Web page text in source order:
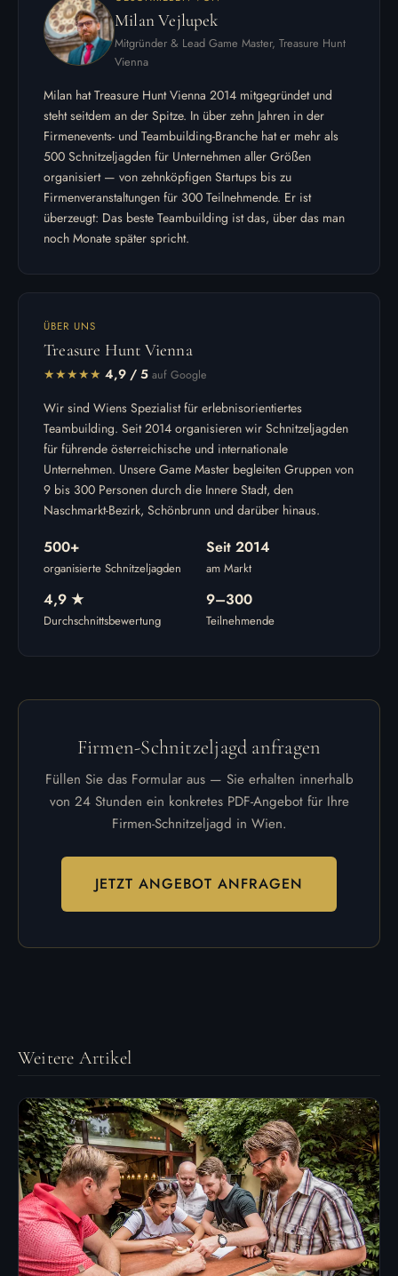
Milan Vejlupek
Mitgründer & Lead Game Master, Treasure Hunt
Vienna
Milan hat Treasure Hunt Vienna 2014 mitgegründet und
steht seitdem an der Spitze. In über zehn Jahren in der
Firmenevents- und Teambuilding-Branche hat er mehr als
500 Schnitzeljagden für Unternehmen aller Größen
organisiert — von zehnköpfigen Startups bis zu
Firmenveranstaltungen für 300 Teilnehmende. Er ist
überzeugt: Das beste Teambuilding ist das, über das man
noch Monate später spricht.
ÜBER UNS
Treasure Hunt Vienna
★★★★★ 4,9 / 5 auf Google
Wir sind Wiens Spezialist für erlebnisorientiertes
Teambuilding. Seit 2014 organisieren wir Schnitzeljagden
für führende österreichische und internationale
Unternehmen. Unsere Game Master begleiten Gruppen von
9 bis 300 Personen durch die Innere Stadt, den
Naschmarkt-Bezirk, Schönbrunn und darüber hinaus.
500+
organisierte Schnitzeljagden
Seit 2014
am Markt
4,9 ★
Durchschnittsbewertung
9–300
Teilnehmende
Firmen-Schnitzeljagd anfragen
Füllen Sie das Formular aus — Sie erhalten innerhalb
von 24 Stunden ein konkretes PDF-Angebot für Ihre
Firmen-Schnitzeljagd in Wien.
JETZT ANGEBOT ANFRAGEN
Weitere Artikel